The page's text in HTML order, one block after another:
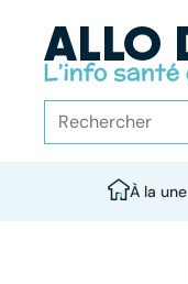
À la une